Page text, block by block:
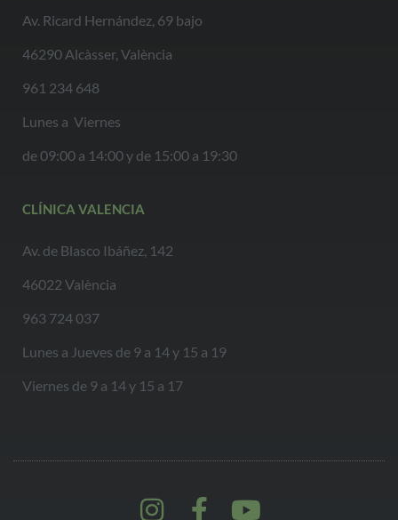
Av. Ricard Hernández, 69 bajo
46290 Alcàsser, València
961 234 648
Lunes a Viernes
de 09:00 a 14:00 y de 15:00 a 19:30
CLÍNICA VALENCIA
Av. de Blasco Ibáñez, 142
46022 València
963 724 037
Lunes a Jueves de 9 a 14 y 15 a 19
Viernes de 9 a 14 y 15 a 17